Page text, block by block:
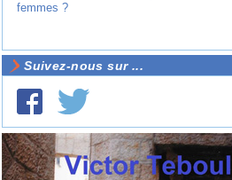
femmes ?
Suivez-nous sur ...